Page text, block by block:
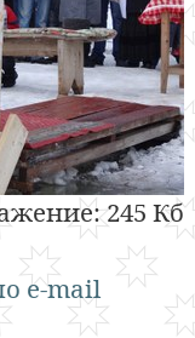
245 Кб
e-mail